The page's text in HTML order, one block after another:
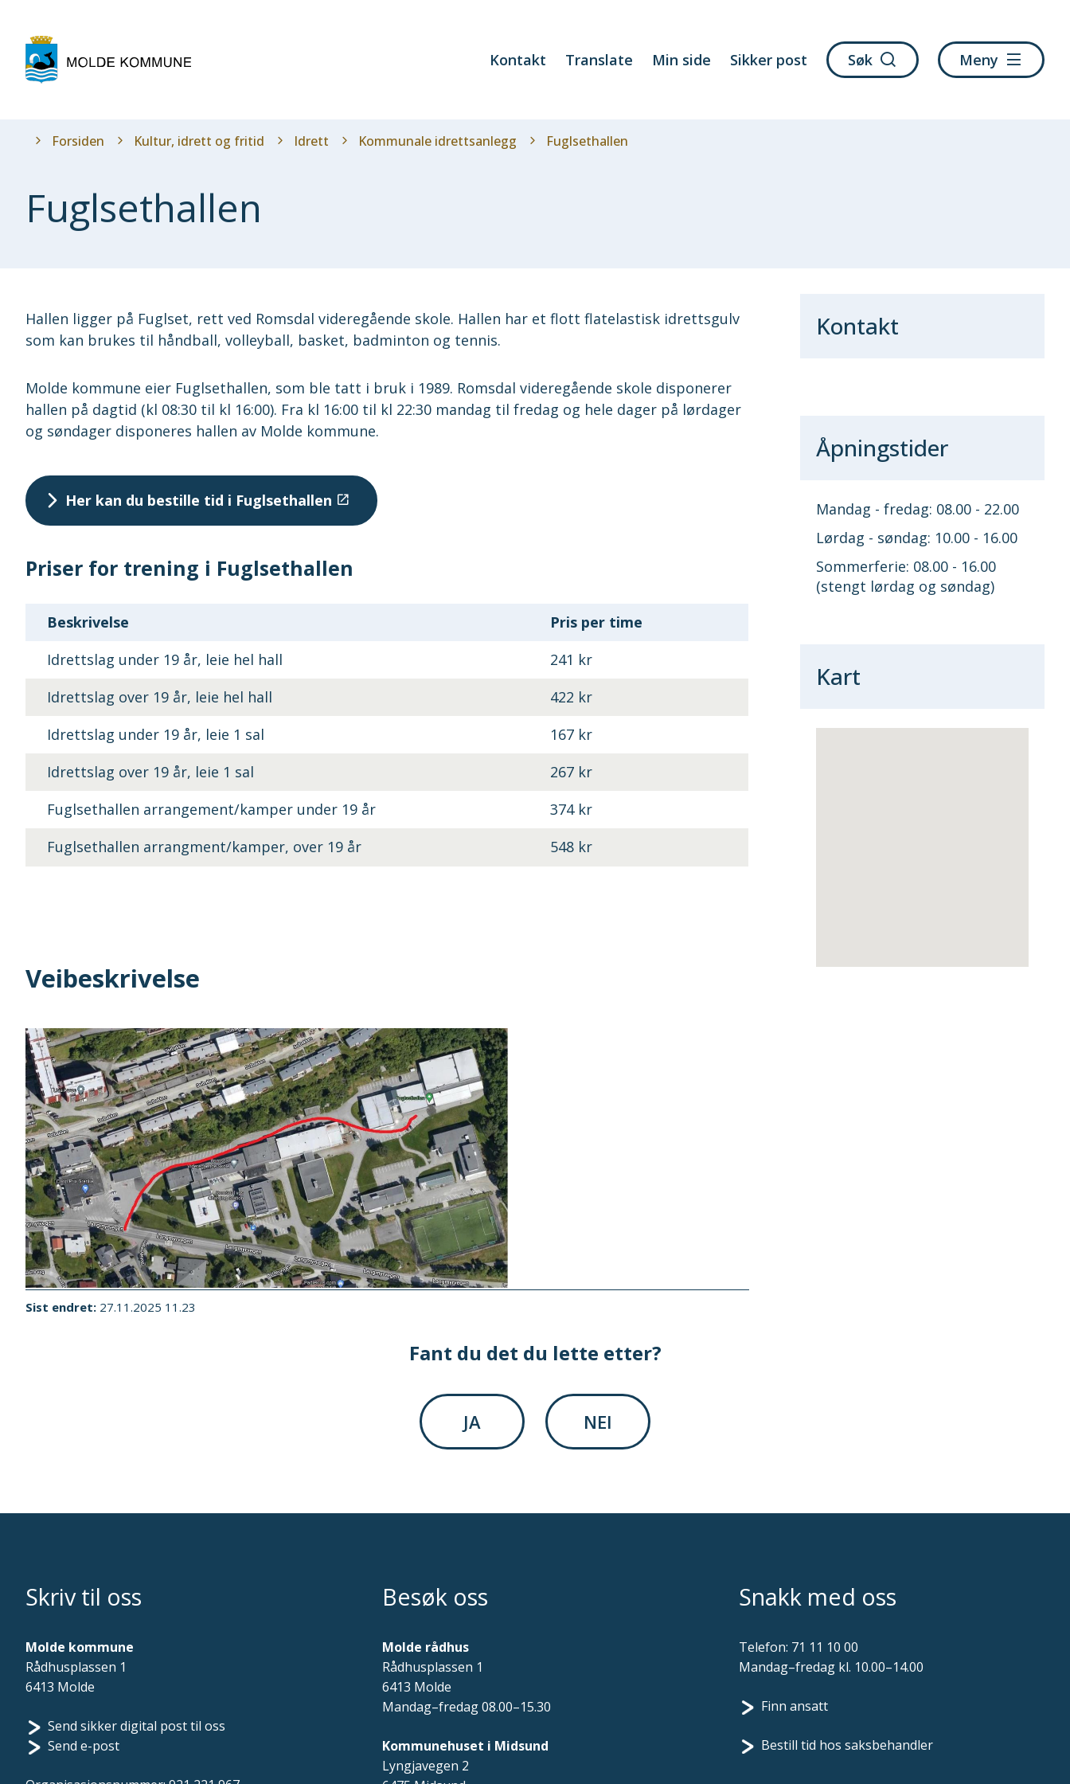
kommune
Kontakt Translate Min side Sikker post Søk Meny
Du
Forsiden Kultur, idrett og fritid Idrett Kommunale idrettsanlegg Fuglsethallen
Fuglsethallen
Hallen ligger på Fuglset, rett ved Romsdal videregående skole. Hallen har et flott flatelastisk idrettsgulv
som kan brukes til håndball, volleyball, basket, badminton og tennis.
Molde kommune eier Fuglsethallen, som ble tatt i bruk i 1989. Romsdal videregående skole disponerer
hallen på dagtid (kl 08:30 til kl 16:00). Fra kl 16:00 til kl 22:30 mandag til fredag og hele dager på lørdager
og søndager disponeres hallen av Molde kommune.
Her kan du bestille tid i Fuglsethallen
Priser for trening i Fuglsethallen
Beskrivelse
Pris per time
Idrettslag under 19 år, leie hel hall
241 kr
Idrettslag over 19 år, leie hel hall
422 kr
Idrettslag under 19 år, leie 1 sal
167 kr
Idrettslag over 19 år, leie 1 sal
267 kr
Fuglsethallen arrangement/kamper under 19 år
374 kr
Fuglsethallen arrangment/kamper, over 19 år
548 kr
Veibeskrivelse
Sist endret 27.11.2025 11.23
Kontakt
Åpningstider
Mandag - fredag: 08.00 - 22.00
Lørdag - søndag: 10.00 - 16.00
Sommerferie: 08.00 - 16.00
(stengt lørdag og søndag)
Kart
Fant du det du lette etter?
JA NEI
Skriv til oss
Molde kommune
Rådhusplassen 1
6413 Molde
Send sikker digital post til oss
Send e-post
Besøk oss
Molde rådhus
Rådhusplassen 1
6413 Molde
Mandag–fredag 08.00–15.30
Kommunehuset i Midsund
Lyngjavegen 2
Snakk med oss
Telefon: 71 11 10 00
Mandag–fredag kl. 10.00–14.00
Finn ansatt
Bestill tid hos saksbehandler